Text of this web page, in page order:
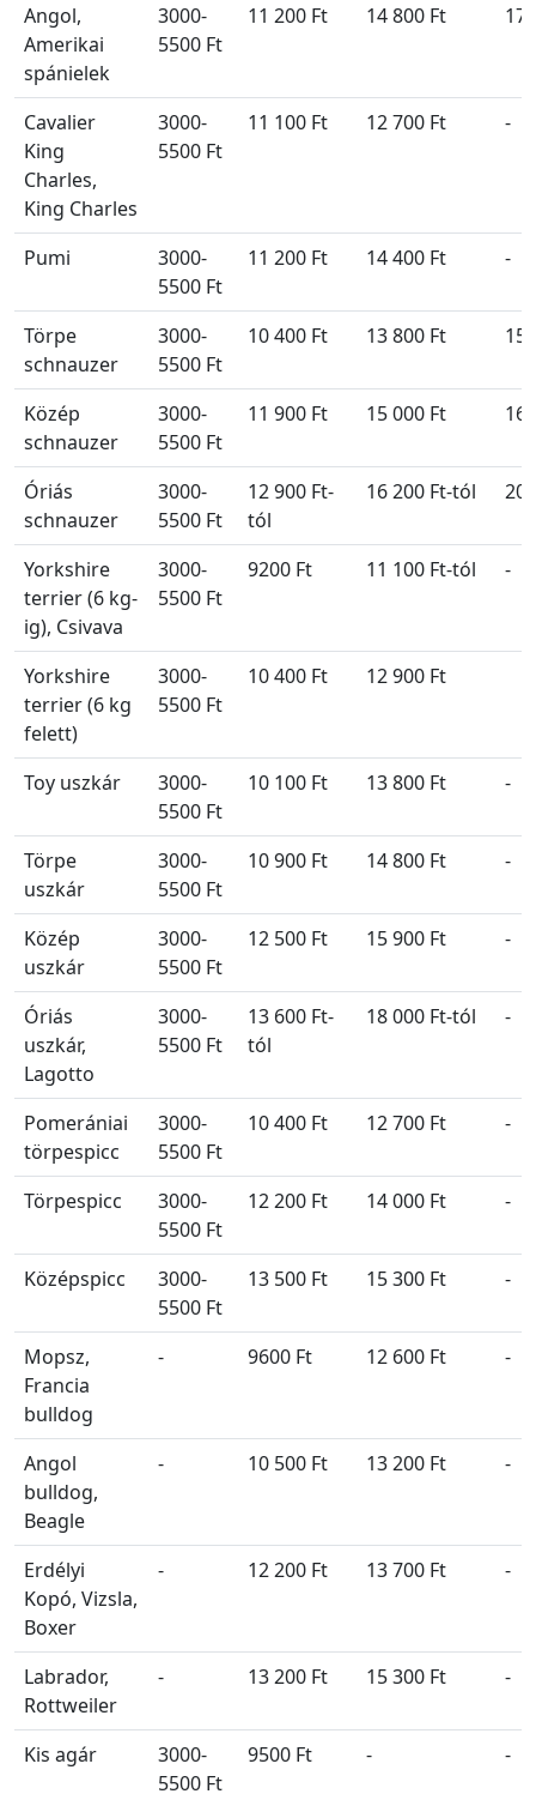
Angol,
Amerikai
spánielek
3000-
5500 Ft
11 200 Ft 14 800 Ft 17
Cavalier
King
Charles,
King Charles
3000-
5500 Ft
11 100 Ft 12 700 Ft -
Pumi
3000-
5500 Ft
11 200 Ft 14 400 Ft -
Törpe
schnauzer
3000-
5500 Ft
10 400 Ft 13 800 Ft 15
Közép
schnauzer
3000-
5500 Ft
11 900 Ft 15 000 Ft 16
Óriás
schnauzer
3000-
5500 Ft
12 900 Ft-
tól
16 200 Ft-tól 20
Yorkshire
terrier (6 kg-
ig), Csivava
3000-
5500 Ft
9200 Ft 11 100 Ft-tól -
Yorkshire
terrier (6 kg
felett)
3000-
5500 Ft
10 400 Ft 12 900 Ft
Toy uszkár
3000-
5500 Ft
10 100 Ft 13 800 Ft -
Törpe
uszkár
3000-
5500 Ft
10 900 Ft 14 800 Ft -
Közép
uszkár
3000-
5500 Ft
12 500 Ft 15 900 Ft -
Óriás
uszkár,
Lagotto
3000-
5500 Ft
13 600 Ft-
tól
18 000 Ft-tól -
Pomerániai
törpespicc
3000-
5500 Ft
10 400 Ft 12 700 Ft -
Törpespicc
3000-
5500 Ft
12 200 Ft 14 000 Ft -
Középspicc
3000-
5500 Ft
13 500 Ft 15 300 Ft -
Mopsz,
Francia
bulldog
- 9600 Ft 12 600 Ft -
Angol
bulldog,
Beagle
- 10 500 Ft 13 200 Ft -
Erdélyi
Kopó, Vizsla,
Boxer
- 12 200 Ft 13 700 Ft -
Labrador,
Rottweiler
- 13 200 Ft 15 300 Ft -
Kis agár
3000-
5500 Ft
9500 Ft - -